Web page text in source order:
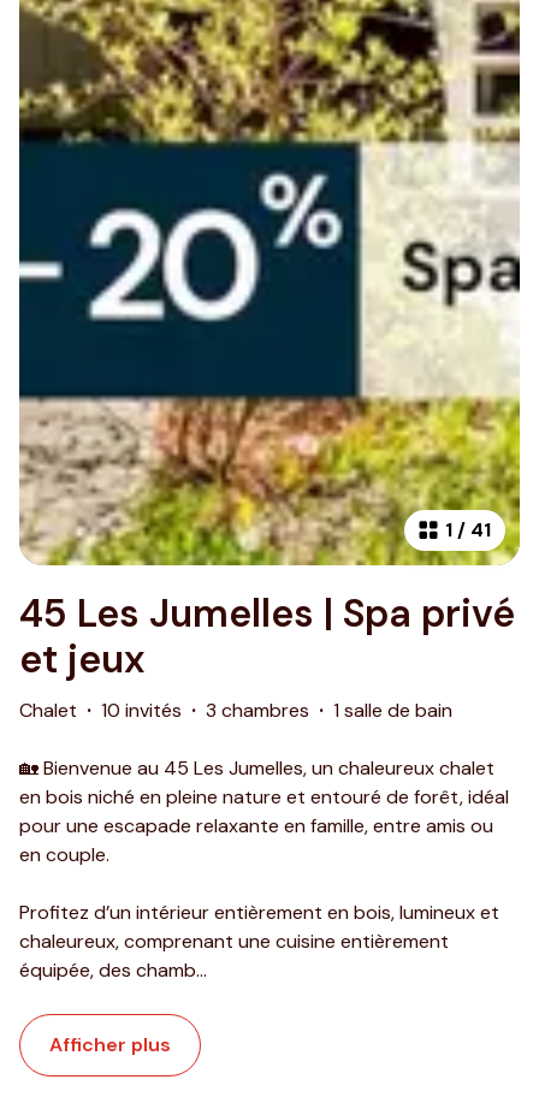
1 / 41
45 Les Jumelles | Spa privé
et jeux
Chalet · 10 invités · 3 chambres · 1 salle de bain
🏡 Bienvenue au 45 Les Jumelles, un chaleureux chalet
en bois niché en pleine nature et entouré de forêt, idéal
pour une escapade relaxante en famille, entre amis ou
en couple.
Profitez d’un intérieur entièrement en bois, lumineux et
chaleureux, comprenant une cuisine entièrement
équipée, des chamb...
Afficher plus